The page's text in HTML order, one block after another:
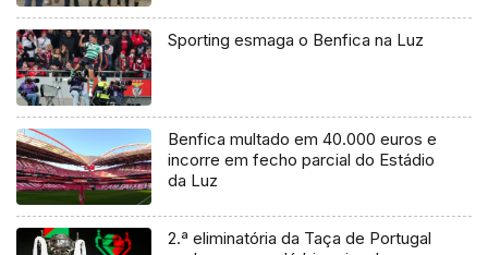
Sporting esmaga o Benfica na Luz
Benfica multado em 40.000 euros e
incorre em fecho parcial do Estádio
da Luz
2.ª eliminatória da Taça de Portugal